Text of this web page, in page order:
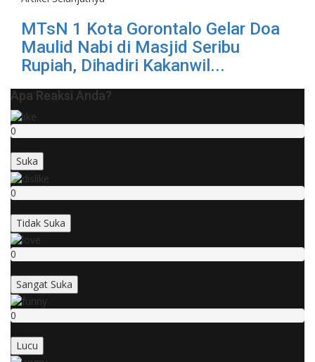
MTsN 1 Kota Gorontalo Gelar Doa
Maulid Nabi di Masjid Seribu
Rupiah, Dihadiri Kakanwil...
Apa Reaksi Anda?
0
Suka
0
Tidak Suka
0
Sangat Suka
0
Lucu